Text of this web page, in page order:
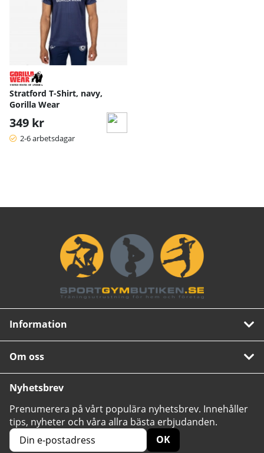
Stratford T-Shirt, navy,
Gorilla Wear
349 kr
2-6 arbetsdagar
Information
Om oss
Nyhetsbrev
Prenumerera på vårt populära nyhetsbrev. Innehåller
tips, nyheter och våra allra bästa erbjudanden.
OK